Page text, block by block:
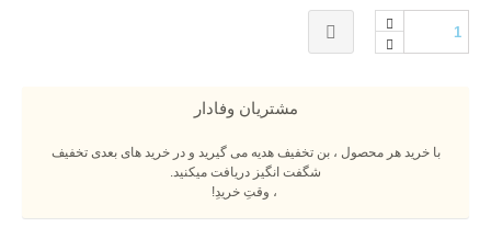
مشتریان وفادار
با خرید هر محصول ، بن تخفیف هدیه می گیرید و در خرید های بعدی تخفیف
شگفت انگیز دریافت میکنید.
، وقتِ خریدِ!